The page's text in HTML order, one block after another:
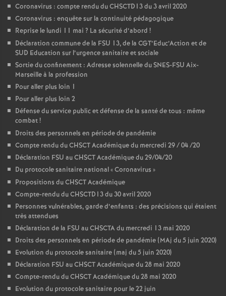
Coronavirus : compte rendu du CHSCTD13 du 3 avril 2020
Coronavirus : enquête sur la continuité pédagogique
Reprise le lundi 11 mai ? La sécurité d’abord !
Déclaration commune de la FSU 13, de la CGT’Educ’Action et de
SUD Education sur l’urgence sanitaire et sociale
Sortie du confinement : Adresse solennelle du SNES-FSU Aix-
Marseille à la profession
Pour aller plus loin 1
Pour aller plus loin 2
Défense du service public et défense de la santé de tous : même
combat!
Droits des personnels en période de pandémie
Compte rendu du CHSCT Académique du mercredi 29 / 04 /20
Déclaration FSU au CHSCT Académique du 29/04/20
Du protocole sanitaire national «Coronavirus »
Propositions du CHSCT Académique
Compte-rendu du CHSCTD13 du 30 avril 2020
Personnes vulnérables, garde d’enfants : des précisions qui étaient
très attendues
Déclaration de la FSU au CHSCTA du mercredi 13 mai 2020
Droits des personnels en période de pandémie (MAj du 5 juin 2020)
Evolution du protocole sanitaire (maj du 5 juin 2020)
Déclaration FSU au CHSCT Académique du 28 mai 2020
Compte-rendu du CHSCT Académique du 28 mai 2020
Evolution du protocole sanitaire pour le 22 juin